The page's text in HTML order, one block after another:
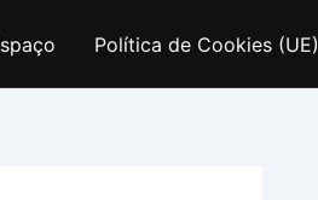
Política de Cookies (UE)